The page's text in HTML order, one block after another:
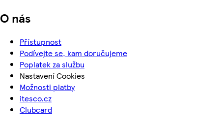
O nás
Přístupnost
Podívejte se, kam doručujeme
Poplatek za službu
Nastavení Cookies
Možnosti platby
itesco.cz
Clubcard